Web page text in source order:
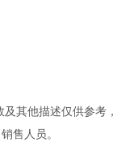
其他描述仅供参考，
售人员。